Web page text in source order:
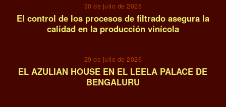
30 de julio de 2026
El control de los procesos de filtrado asegura la
calidad en la producción vinícola
29 de julio de 2026
EL AZULIAN HOUSE EN EL LEELA PALACE DE
BENGALURU